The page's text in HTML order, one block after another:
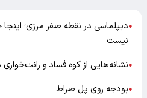
●دیپلماسی در نقطه صفر مرزی؛ اینجا
نیست
●نشانه‌هایی از کوه فساد و رانت‌خواری
●بودجه روی پل صراط